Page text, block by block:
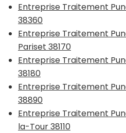
Entreprise Traitement
38360
Entreprise Traitement
Pariset 38170
Entreprise Traitement
38180
Entreprise Traitement
38890
Entreprise Traitement
la-Tour 38110